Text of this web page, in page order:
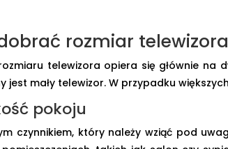
rozmiar
telewizora opiera się głównie na
jest mały telewizor. W przypadku
pokoju
czynnikiem, który należy wziąć pod